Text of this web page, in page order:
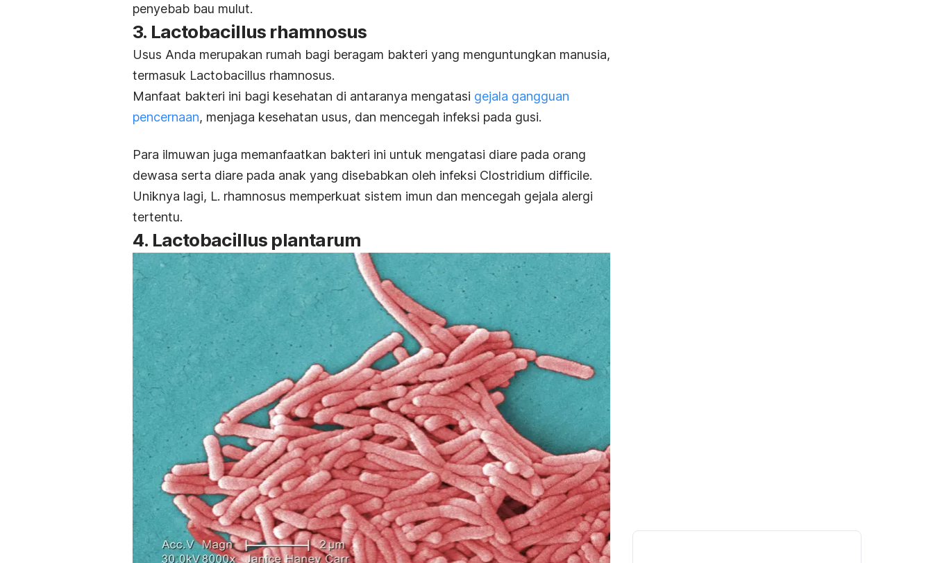
penyebab bau mulut.
3. Lactobacillus rhamnosus
Usus Anda merupakan rumah bagi beragam bakteri yang menguntungkan manusia,
termasuk Lactobacillus rhamnosus.
Manfaat bakteri ini bagi kesehatan di antaranya mengatasi gejala gangguan
pencernaan, menjaga kesehatan usus, dan mencegah infeksi pada gusi.
Para ilmuwan juga memanfaatkan bakteri ini untuk mengatasi diare pada orang
dewasa serta diare pada anak yang disebabkan oleh infeksi Clostridium difficile.
Uniknya lagi, L. rhamnosus memperkuat sistem imun dan mencegah gejala alergi
tertentu.
4. Lactobacillus plantarum